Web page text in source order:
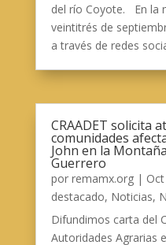
del río Coyote. En la
veintitrés de
a través de redes
CRAADET solicita
comunidades
John en la
Guerrero
por remamx.org|
destacado, Noticias,
Difundimos carta del
Autoridades Agrarias